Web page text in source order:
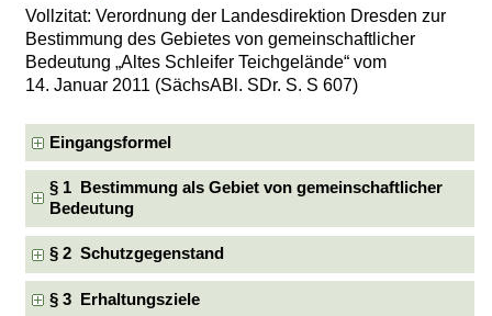
Vollzitat: Verordnung der Landesdirektion Dresden zur
Bestimmung des Gebietes von gemeinschaftlicher
Bedeutung „Altes Schleifer Teichgelände“ vom
14. Januar 2011 (SächsABl. SDr. S. S 607)
Eingangsformel
§ 1 Bestimmung als Gebiet von gemeinschaftlicher
Bedeutung
§ 2 Schutzgegenstand
§ 3 Erhaltungsziele